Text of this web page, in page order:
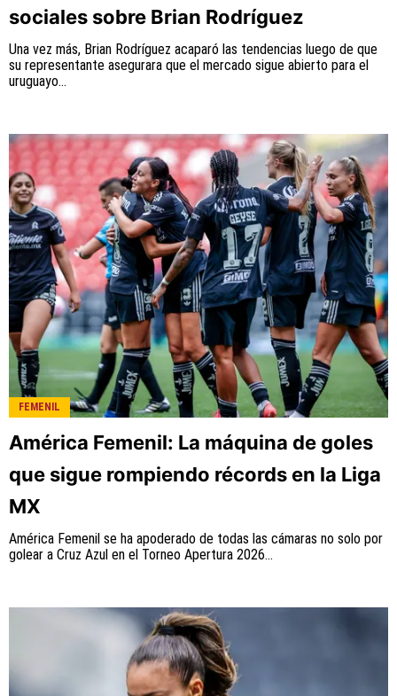
sociales sobre Brian Rodríguez
Una vez más, Brian Rodríguez acaparó las tendencias luego de que
su representante asegurara que el mercado sigue abierto para el
uruguayo...
FEMENIL
América Femenil: La máquina de goles
que sigue rompiendo récords en la Liga
MX
América Femenil se ha apoderado de todas las cámaras no solo por
golear a Cruz Azul en el Torneo Apertura 2026...